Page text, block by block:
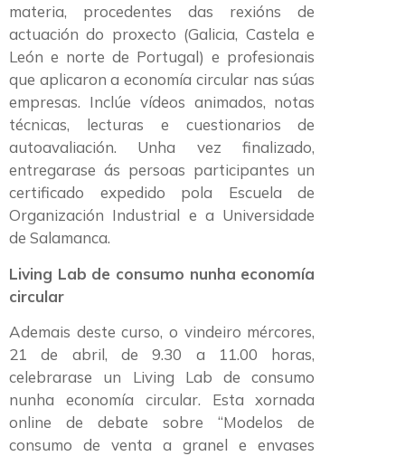
materia, procedentes das rexións de
actuación do proxecto (Galicia, Castela e
León e norte de Portugal) e profesionais
que aplicaron a economía circular nas súas
empresas. Inclúe vídeos animados, notas
técnicas, lecturas e cuestionarios de
autoavaliación. Unha vez finalizado,
entregarase ás persoas participantes un
certificado expedido pola Escuela de
Organización Industrial e a Universidade
de Salamanca.
Living Lab de consumo nunha economía
circular
Ademais deste curso, o vindeiro mércores,
21 de abril, de 9.30 a 11.00 horas,
celebrarase un Living Lab de consumo
nunha economía circular. Esta xornada
online de debate sobre “Modelos de
consumo de venta a granel e envases